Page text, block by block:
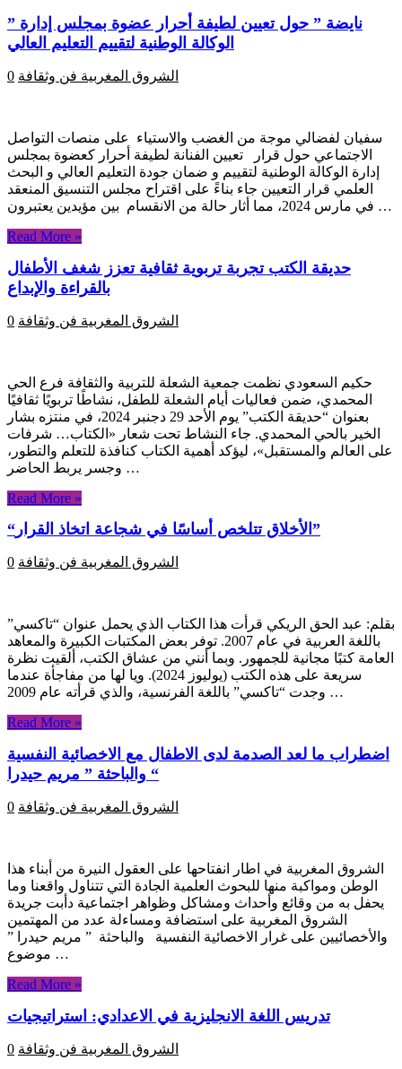
” نايضة ” حول تعيين لطيفة أحرار عضوة بمجلس إدارة
الوكالة الوطنية لتقييم التعليم العالي
الشروق المغربية فن وثقافة 0
سفيان لفضالي موجة من الغضب والاستياء على منصات التواصل
الاجتماعي حول قرار تعيين الفنانة لطيفة أحرار كعضوة بمجلس
إدارة الوكالة الوطنية لتقييم و ضمان جودة التعليم العالي و البحث
العلمي قرار التعيين جاء بناءً على اقتراح مجلس التنسيق المنعقد
في مارس 2024، مما أثار حالة من الانقسام بين مؤيدين يعتبرون …
Read More »
حديقة الكتب تجربة تربوية ثقافية تعزز شغف الأطفال
بالقراءة والإبداع
الشروق المغربية فن وثقافة 0
حكيم السعودي نظمت جمعية الشعلة للتربية والثقافة فرع الحي
المحمدي، ضمن فعاليات أيام الشعلة للطفل، نشاطًا تربويًا ثقافيًا
بعنوان “حديقة الكتب” يوم الأحد 29 دجنبر 2024، في منتزه بشار
الخير بالحي المحمدي. جاء النشاط تحت شعار «الكتاب… شرفات
على العالم والمستقبل»، ليؤكد أهمية الكتاب كنافذة للتعلم والتطور،
وجسر يربط الحاضر …
Read More »
“الأخلاق تتلخص أساسًا في شجاعة اتخاذ القرار”
الشروق المغربية فن وثقافة 0
بقلم: عبد الحق الريكي قرأت هذا الكتاب الذي يحمل عنوان “تاكسي”
باللغة العربية في عام 2007. توفر بعض المكتبات الكبيرة والمعاهد
العامة كتبًا مجانية للجمهور. وبما أنني من عشاق الكتب، ألقيت نظرة
سريعة على هذه الكتب (يوليوز 2024). ويا لها من مفاجأة عندما
وجدت “تاكسي” باللغة الفرنسية، والذي قرأته عام 2009 …
Read More »
اضطراب ما لعد الصدمة لدى الاطفال مع الاخصائية النفسية
والباحثة ” مريم حيدرا “
الشروق المغربية فن وثقافة 0
الشروق المغربية في اطار انفتاحها على العقول النيرة من أبناء هذا
الوطن ومواكبة منها للبحوث العلمية الجادة التي تتناول واقعنا وما
يحفل به من وقائع وأحداث ومشاكل وظواهر اجتماعية دأبت جريدة
الشروق المغربية على استضافة ومساءلة عدد من المهتمين
والأخصائيين على غرار الاخصائية النفسية والباحثة ” مريم حيدرا ”
موضوع …
Read More »
تدريس اللغة الانجليزية في الاعدادي: استراتيجيات
الشروق المغربية فن وثقافة 0